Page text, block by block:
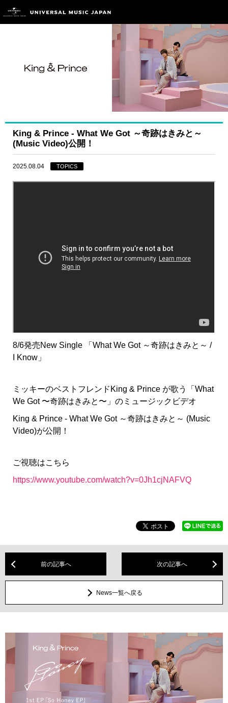
King & Prince - What We Got ～奇跡はきみと～
(Music Video)公開！
2025.08.04 TOPICS
8/6発売New Single 「What We Got ～奇跡はきみと～ /
I Know」
ミッキーのベストフレンドKing & Prince が歌う「What
We Got 〜奇跡はきみと〜」のミュージックビデオ
King & Prince - What We Got ～奇跡はきみと～ (Music
Video)が公開！
ご視聴はこちら
https://www.youtube.com/watch?v=0Jh1cjNAFVQ
前の記事へ 次の記事へ
News一覧へ戻る